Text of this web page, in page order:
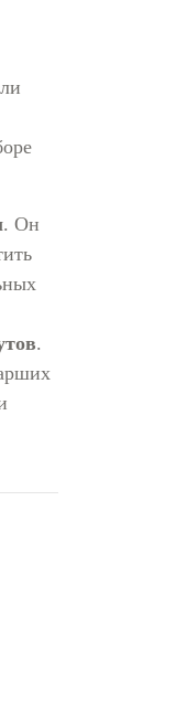
. Он
.